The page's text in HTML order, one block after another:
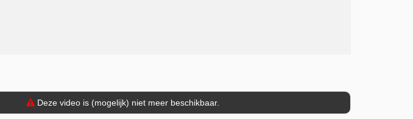
Deze video is (mogelijk) niet meer beschikbaar.